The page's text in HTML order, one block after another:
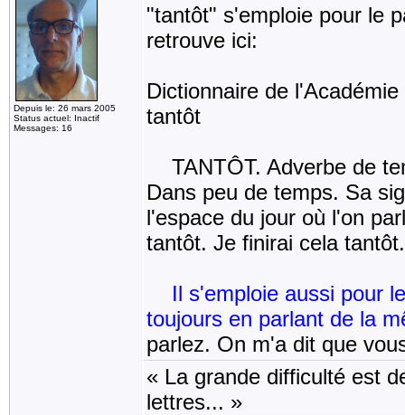
Depuis le: 26 mars 2005
Status actuel: Inactif
Messages: 16
"tantôt" s'emploie pour le
retrouve ici:
Dictionnaire de
tantôt
TANTÔT. Adverbe de
Dans peu de temps. Sa
l'espace du jour où l'on
tantôt. Je finirai cela
Il s'emploie aussi pour
toujours en parlant de la
parlez. On m'a dit que
« La grande difficulté est
lettres... »